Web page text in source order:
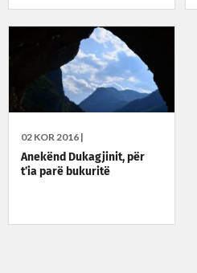
02 KOR 2016 |
Anekënd Dukagjinit, për
t’ia parë bukuritë